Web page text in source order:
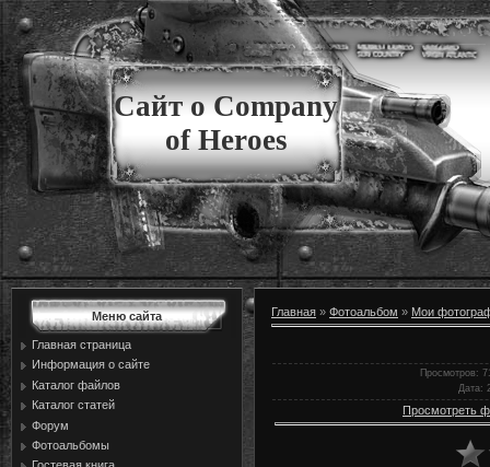
Сайт о Company
of Heroes
Меню сайта
Главная страница
Информация о сайте
Каталог файлов
Каталог статей
Форум
Фотоальбомы
Главная » Фотоальбом » Мои
Просмотров:
Дата:
Просмотреть